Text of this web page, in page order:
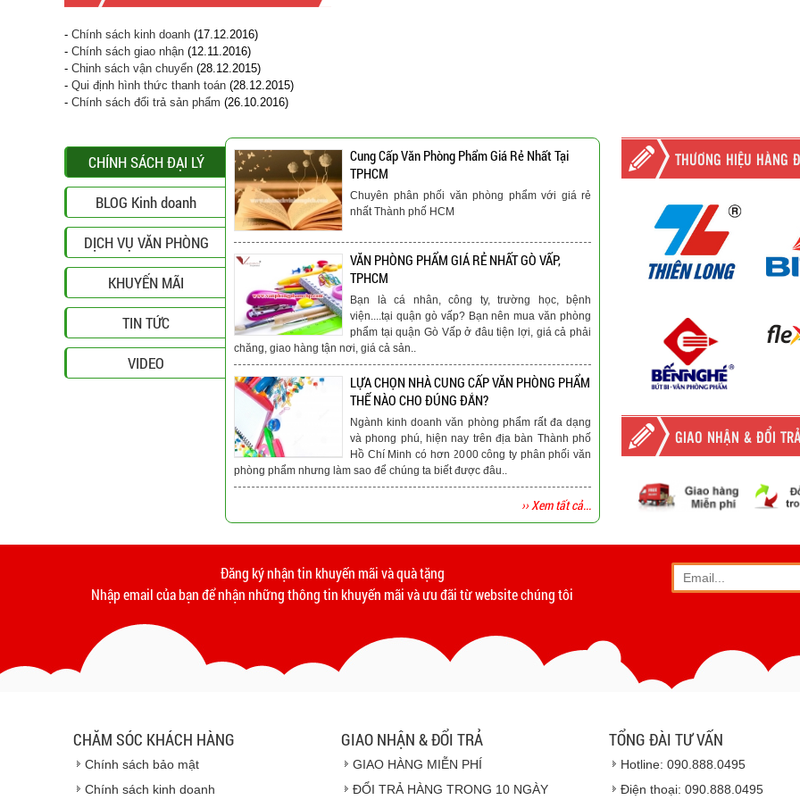
- Chính sách kinh doanh (17.12.2016)
- Chính sách giao nhận (12.11.2016)
- Chinh sách vận chuyển (28.12.2015)
- Qui định hình thức thanh toán (28.12.2015)
- Chính sách đổi trả sản phẩm (26.10.2016)
CHÍNH SÁCH ĐẠI LÝ
BLOG Kinh doanh
DỊCH VỤ VĂN PHÒNG
KHUYẾN MÃI
TIN TỨC
VIDEO
Cung Cấp Văn Phòng Phẩm Giá Rẻ Nhất Tại
TPHCM
Chuyên phân phối văn phòng phẩm với giá rẻ
nhất Thành phố HCM
VĂN PHÒNG PHẨM GIÁ RẺ NHẤT GÒ VẤP,
TPHCM
Bạn là cá nhân, công ty, trường học, bệnh
viện....tại quận gò vấp? Bạn nên mua văn phòng
phẩm tại quận Gò Vấp ở đâu tiện lợi, giá cả phải
chăng, giao hàng tận nơi, giá cả sản..
LỰA CHỌN NHÀ CUNG CẤP VĂN PHÒNG PHẨM
THẾ NÀO CHO ĐÚNG ĐẮN?
Ngành kinh doanh văn phòng phẩm rất đa dạng
và phong phú, hiện nay trên địa bàn Thành phố
Hồ Chí Minh có hơn 2000 công ty phân phối văn
phòng phẩm nhưng làm sao để chúng ta biết được đâu..
›› Xem tất cả...
THƯƠNG HIỆU HÀNG
GIAO NHẬN & ĐỔI
- Phương thức vận
- Thời hạn ước tính
Vinhempich
Đăng ký nhận tin khuyến mãi và quà tặng
Nhập email của bạn để nhận những thông tin khuyến mãi và ưu đãi từ website chúng tôi
CHĂM SÓC KHÁCH HÀNG
Chính sách bảo mật
Chính sách kinh doanh
GIAO NHẬN & ĐỔI TRẢ
GIAO HÀNG MIỄN PHÍ
ĐỔI TRẢ HÀNG TRONG 10 NGÀY
TỔNG ĐÀI TƯ VẤN
Hotline: 090.888.0495
Điện thoại: 090.888.0495